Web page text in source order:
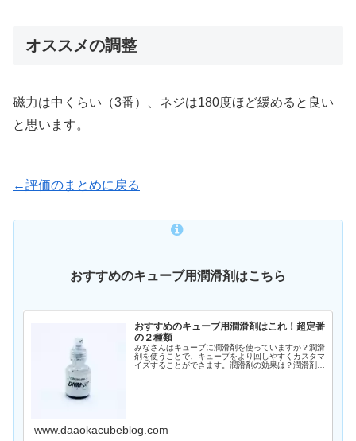
オススメの調整
磁力は中くらい（3番）、ネジは180度ほど緩めると良い
と思います。
←評価のまとめに戻る
おすすめのキューブ用潤滑剤はこちら
おすすめのキューブ用潤滑剤はこれ！超定番
の２種類
みなさんはキューブに潤滑剤を使っていますか？潤滑
剤を使うことで、キューブをより回しやすくカスタマ
イズすることができます。潤滑剤の効果は？潤滑剤を
www.daaokacubeblog.com